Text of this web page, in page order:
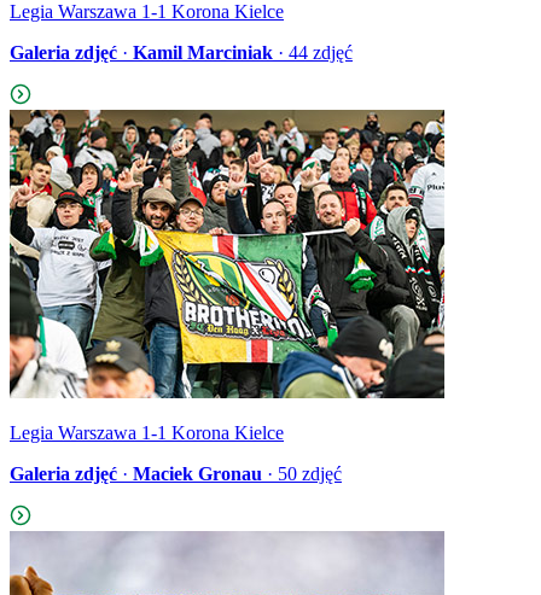
Legia Warszawa 1-1 Korona Kielce
Galeria zdjęć · Kamil Marciniak · 44 zdjęć
Legia Warszawa 1-1 Korona Kielce
Galeria zdjęć · Maciek Gronau · 50 zdjęć